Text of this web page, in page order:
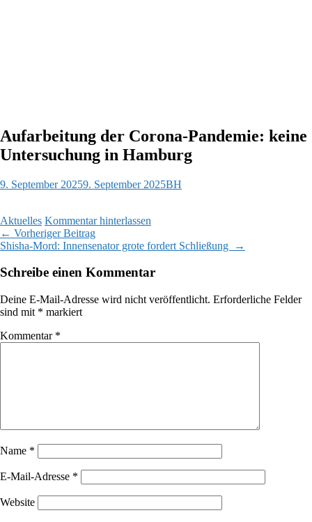
Aufarbeitung der Corona-Pandemie: keine
Untersuchung in Hamburg
9. September 20259. September 2025BH
Aktuelles Kommentar hinterlassen
Beitragsnavigation
← Vorheriger Beitrag
Shisha-Mord: Innensenator grote fordert Schließung
→
Schreibe einen Kommentar
Deine E-Mail-Adresse wird nicht veröffentlicht. Erforderliche Felder
sind mit * markiert
Kommentar *
Name *
E-Mail-Adresse *
Website